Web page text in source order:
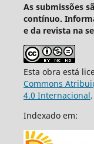
As submissões
contínuo.
e da revista na
Esta obra está
Commons
4.0 Internacional.
Indexado em: